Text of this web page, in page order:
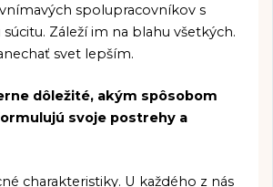
spolupracovníkov s
Záleží im na blahu všetkých.
svet lepším.
dôležité, akým spôsobom
svoje postrehy a
charakteristiky. U každého z nás